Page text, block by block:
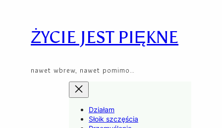
contentŻYCIE JEST PIĘKNE
nawet wbrew, nawet pomimo…
Działam
Słoik szczęścia